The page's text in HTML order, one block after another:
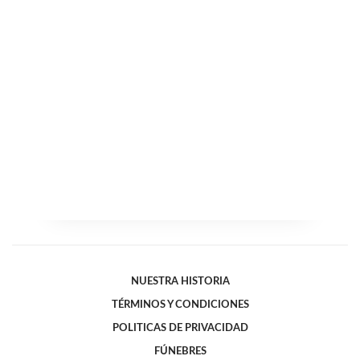
NUESTRA HISTORIA
TÉRMINOS Y CONDICIONES
POLITICAS DE PRIVACIDAD
FÚNEBRES